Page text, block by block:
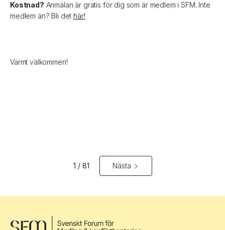
Kostnad? Anmälan är gratis för dig som är medlem i SFM. Inte
medlem än? Bli det här!
Varmt välkommen!
1 / 81 Nästa